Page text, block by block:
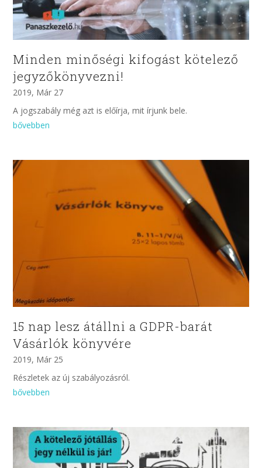
Minden minőségi kifogást kötelező
jegyzőkönyvezni!
2019, Már 27
A jogszabály még azt is előírja, mit írjunk bele.
bővebben
15 nap lesz átállni a GDPR-barát
Vásárlók könyvére
2019, Már 25
Részletek az új szabályozásról.
bővebben